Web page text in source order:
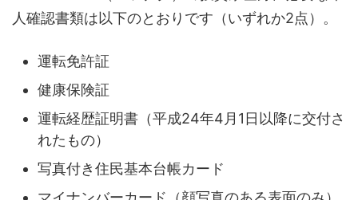
人確認書類は以下のとおりです（いずれか2点）。
運転免許証
健康保険証
運転経歴証明書（平成24年4月1日以降に交付さ
れたもの）
写真付き住民基本台帳カード